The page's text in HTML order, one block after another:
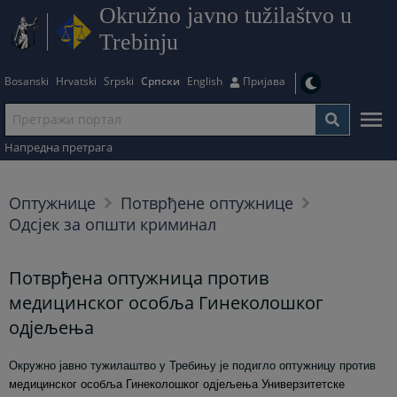
Okružno javno tužilaštvo u
Trebinju
Bosanski Hrvatski Srpski Српски English Пријава
Напредна претрага
Оптужнице
Потврђене оптужнице
Одсјек за општи криминал
Потврђена оптужница против
медицинског особља Гинеколошког
одјељења
Окружно јавно тужилаштво у Требињу је подигло оптужницу против
медицинског особља Гинеколошког одјељења Универзитетске